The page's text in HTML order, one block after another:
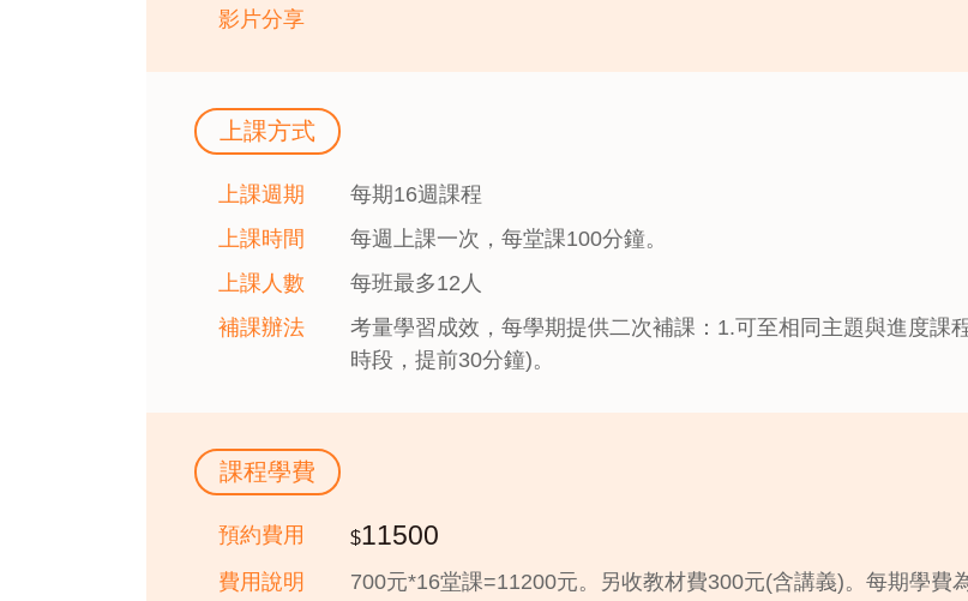
影片分享
上課方式
上課週期
每期16週課程
上課時間
每週上課一次，每堂課100分鐘。
上課人數
每班最多12人
補課辦法
考量學習成效，每學期提供二次補課：1.可至相同主題與進度課
時段，提前30分鐘)。
課程學費
預約費用 11500
費用說明 700元*16堂課=11200元。另收教材費300元(含講義)。每期學費